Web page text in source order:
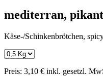
mediterran, pikant
Käse-/Schinkenbrötchen,
Preis: 3,10 € inkl. gesetzl.